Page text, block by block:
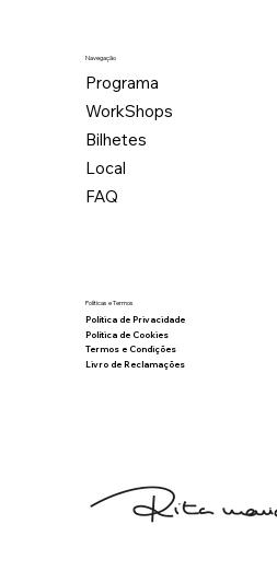
Navegação
Programa
WorkShops
Bilhetes
Local
FAQ
Políticas e Termos
Política de Privacidade
Política de Cookies
Termos e Condições
Livro de Reclamações